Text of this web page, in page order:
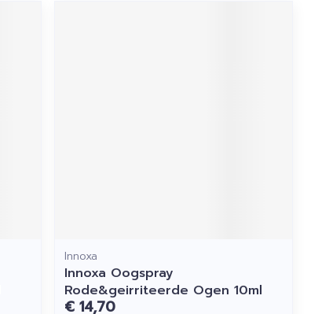
Innoxa
Innoxa Oogspray
Rode&geirriteerde Ogen 10ml
€ 14,70